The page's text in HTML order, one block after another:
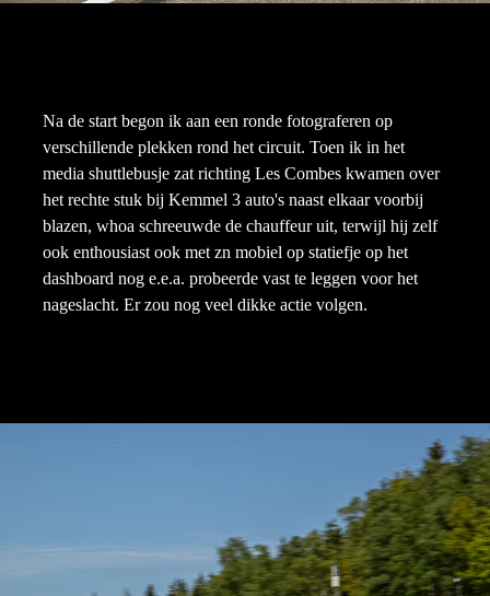
Na de start begon ik aan een ronde fotograferen op
verschillende plekken rond het circuit. Toen ik in het
media shuttlebusje zat richting Les Combes kwamen over
het rechte stuk bij Kemmel 3 auto's naast elkaar voorbij
blazen, whoa schreeuwde de chauffeur uit, terwijl hij zelf
ook enthousiast ook met zn mobiel op statiefje op het
dashboard nog e.e.a. probeerde vast te leggen voor het
nageslacht. Er zou nog veel dikke actie volgen.